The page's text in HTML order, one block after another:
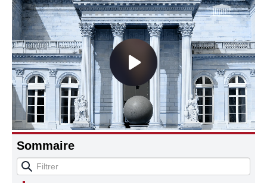
Autres
Sommaire
OFFRIR DES RÉPONSES IMMÉDIATES AUX
PHÉNOMÈNES TROUBLANT L'ORDRE PUBLIC
(suite)
M. le président de séance
Discussion des articles
Article premier
Adts 366 à 766
Rappel au règlement
Adts 366 à 766 (suite)
M. Antoine Léaument